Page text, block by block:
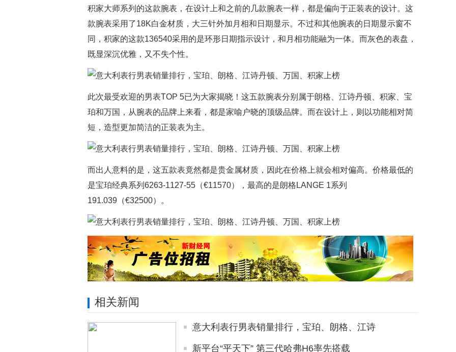
积家大师系列的这款腕表，在设计上和之前的几款腕表一样，都是偏向于正装表的设计。这
款腕表采用了18K白金材质，大三针外加月相和日期显示。不过和其他腕表的日期显示窗不
同，积家的这款136540采用的是环形日期指示设计，和月相功能融为一体。而灰色的表盘，
既显深沉优雅，又不失个性。
此次最受欢迎的男表TOP 5已为大家揭晓！这五款腕表分别属于朗格、江诗丹顿、积家、宝
珀和万国，从腕表的品牌上来看，都是家喻户晓的顶级品牌。而在设计上，则以功能相对简
短，造型更加简洁的正装表为主。
而出人意料的是，这五款表竟然都是贵金属材质，因此在价格上就会相对偏高。价格最低的
是宝珀经典系列6263-1127-55（€11570），最高的是朗格LANGE 1系列
191.039（€32500）。
相关新闻
意大利表行男表销量排行，宝珀、朗格、江诗
新平台“平天下” 第三代哈弗H6率先搭载